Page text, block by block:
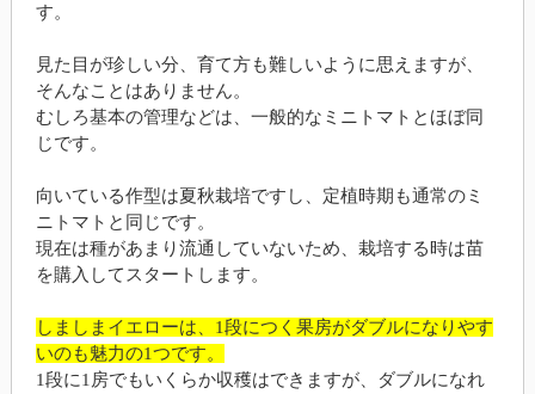
す。
見た目が珍しい分、育て方も難しいように思えますが、
そんなことはありません。
むしろ基本の管理などは、一般的なミニトマトとほぼ同
じです。
向いている作型は夏秋栽培ですし、定植時期も通常のミ
ニトマトと同じです。
現在は種があまり流通していないため、栽培する時は苗
を購入してスタートします。
しましまイエローは、1段につく果房がダブルになりやす
いのも魅力の1つです。
1段に1房でもいくらか収穫はできますが、ダブルになれ